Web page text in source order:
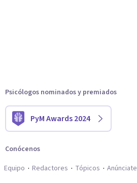
Psicólogos nominados y premiados
PyM Awards 2024
Conócenos
Equipo
Redactores Tópicos Anúnciate